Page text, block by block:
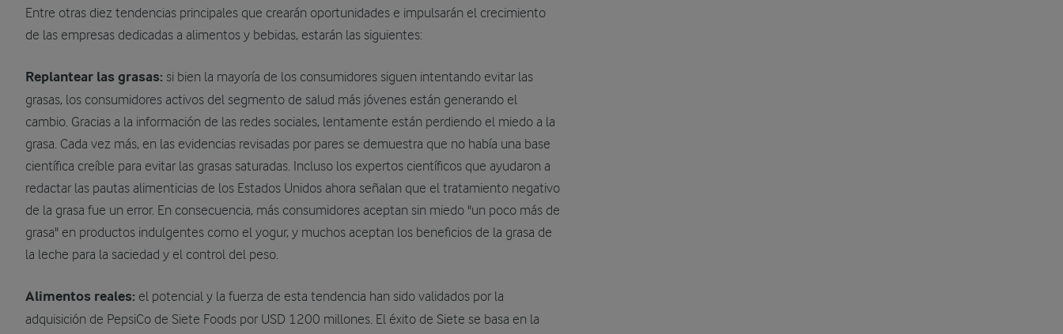
Entre otras diez tendencias principales que crearán oportunidades e impulsarán el crecimiento
de las empresas dedicadas a alimentos y bebidas, estarán las siguientes:
Replantear las grasas: si bien la mayoría de los consumidores siguen intentando evitar las
grasas, los consumidores activos del segmento de salud más jóvenes están generando el
cambio. Gracias a la información de las redes sociales, lentamente están perdiendo el miedo a la
grasa. Cada vez más, en las evidencias revisadas por pares se demuestra que no había una base
científica creíble para evitar las grasas saturadas. Incluso los expertos científicos que ayudaron a
redactar las pautas alimenticias de los Estados Unidos ahora señalan que el tratamiento negativo
de la grasa fue un error. En consecuencia, más consumidores aceptan sin miedo "un poco más de
grasa" en productos indulgentes como el yogur, y muchos aceptan los beneficios de la grasa de
la leche para la saciedad y el control del peso.
Alimentos reales: el potencial y la fuerza de esta tendencia han sido validados por la
adquisición de PepsiCo de Siete Foods por USD 1200 millones. El éxito de Siete se basa en la